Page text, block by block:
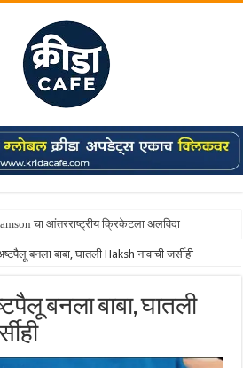
चा आंतरराष्ट्रीय क्रिकेटला अलविदा
बनला बाबा, घातली Haksh नावाची जर्सीही
बनला बाबा, घातली